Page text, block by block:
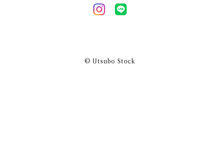
© Utsubo Stock